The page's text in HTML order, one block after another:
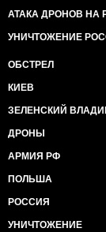
АТАКА ДРОНОВ НА
УНИЧТОЖЕНИЕ
ОБСТРЕЛ
КИЕВ
ЗЕЛЕНСКИЙ
ДРОНЫ
АРМИЯ РФ
ПОЛЬША
РОССИЯ
УНИЧТОЖЕНИЕ